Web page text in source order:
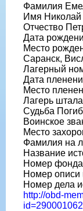
Фамилия
Имя Николай
Отчество
Дата
Место
Саранск,
Лагерный
Дата
Место
Лагерь
Судьба
Воинское
Место
Фамилия на
Название
Номер фонда
Номер описи
Номер дела
http://obd-